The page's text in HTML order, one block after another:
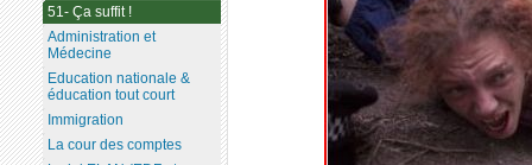
51- Ça suffit !
Administration et
Médecine
Education nationale &
éducation tout court
Immigration
La cour des comptes